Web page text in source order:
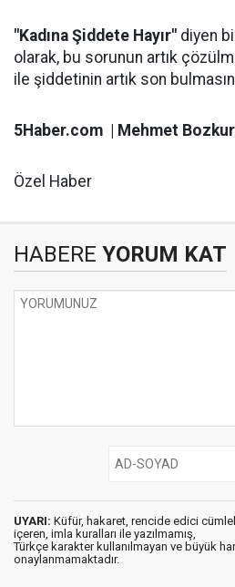
"Kadına Şiddete Hayır" diyen
olarak, bu sorunun artık
ile şiddetinin artık son
5Haber.com | Mehmet
Özel Haber
HABERE YORUM KAT
UYARI: Küfür, hakaret, rencide edici
içeren, imla kuralları ile yazılmamış,
Türkçe karakter kullanılmayan ve büyük
onaylanmamaktadır.